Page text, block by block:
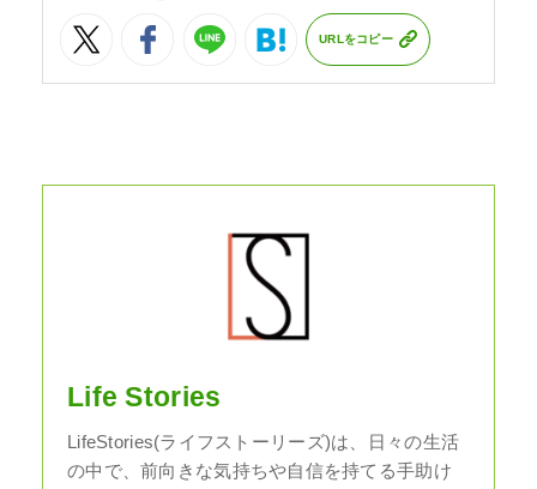
URLをコピー
Life Stories
LifeStories(ライフストーリーズ)は、日々の生活
の中で、前向きな気持ちや自信を持てる手助け